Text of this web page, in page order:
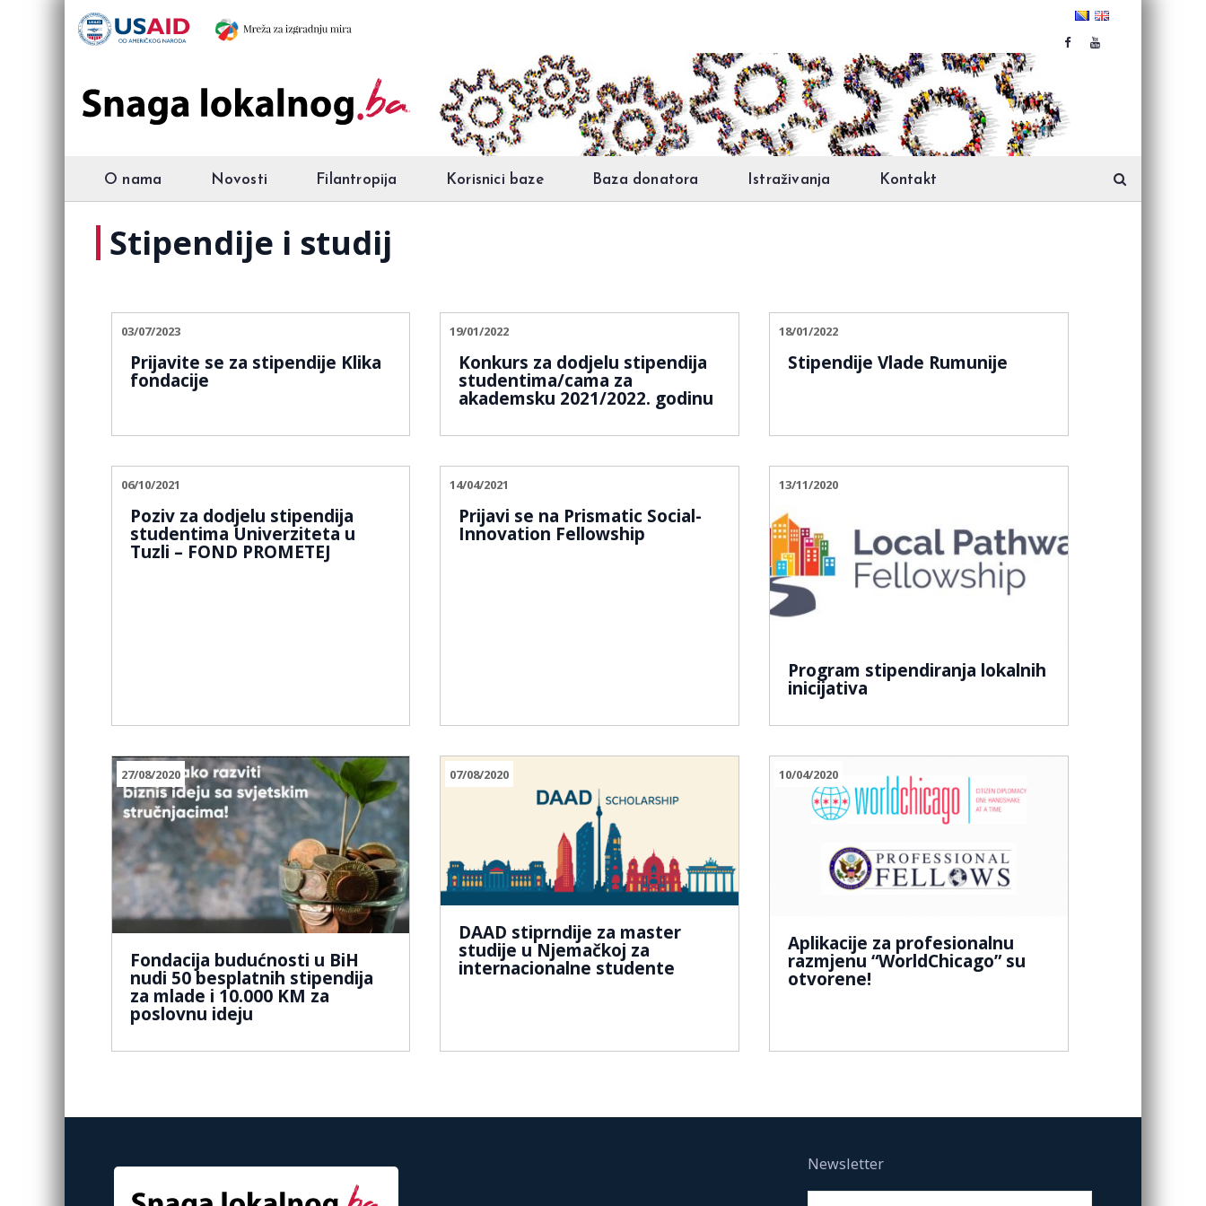
O nama Novosti Filantropija Korisnici baze Baza donatora Istraživanja Kontakt
Stipendije i studij
03/07/2023
Prijavite se za stipendije Klika
fondacije
19/01/2022
Konkurs za dodjelu stipendija
studentima/cama za
akademsku 2021/2022. godinu
18/01/2022
Stipendije Vlade Rumunije
06/10/2021
Poziv za dodjelu stipendija
studentima Univerziteta u
Tuzli – FOND PROMETEJ
14/04/2021
Prijavi se na Prismatic Social-
Innovation Fellowship
13/11/2020
Program stipendiranja lokalnih
inicijativa
27/08/2020
Fondacija budućnosti u BiH
nudi 50 besplatnih stipendija
za mlade i 10.000 KM za
poslovnu ideju
07/08/2020
DAAD stiprndije za master
studije u Njemačkoj za
internacionalne studente
10/04/2020
Aplikacije za profesionalnu
razmjenu “WorldChicago” su
otvorene!
Newsletter